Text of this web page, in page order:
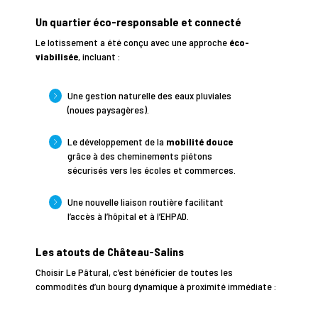
Un quartier éco-responsable et connecté
Le lotissement a été conçu avec une approche éco-
viabilisée, incluant :
Une gestion naturelle des eaux pluviales
(noues paysagères).
Le développement de la mobilité douce
grâce à des cheminements piétons
sécurisés vers les écoles et commerces.
Une nouvelle liaison routière facilitant
l’accès à l’hôpital et à l’EHPAD.
Les atouts de Château-Salins
Choisir Le Pâtural, c’est bénéficier de toutes les
commodités d’un bourg dynamique à proximité immédiate :